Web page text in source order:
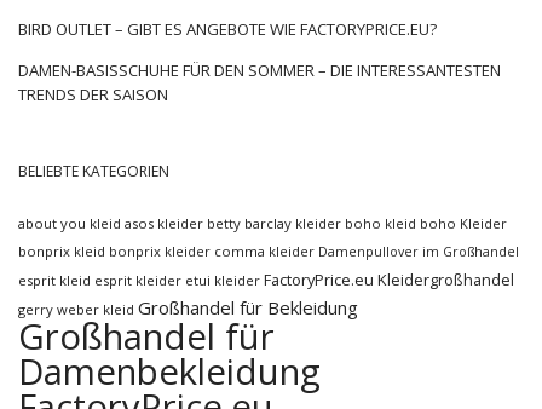
BIRD OUTLET – GIBT ES ANGEBOTE WIE FACTORYPRICE.EU?
DAMEN-BASISSCHUHE FÜR DEN SOMMER – DIE INTERESSANTESTEN
TRENDS DER SAISON
BELIEBTE KATEGORIEN
about you kleid asos kleider betty barclay kleider boho kleid boho Kleider
bonprix kleid bonprix kleider comma kleider Damenpullover im Großhandel
esprit kleid esprit kleider etui kleider FactoryPrice.eu Kleidergroßhandel
gerry weber kleid Großhandel für Bekleidung
Großhandel für
Damenbekleidung